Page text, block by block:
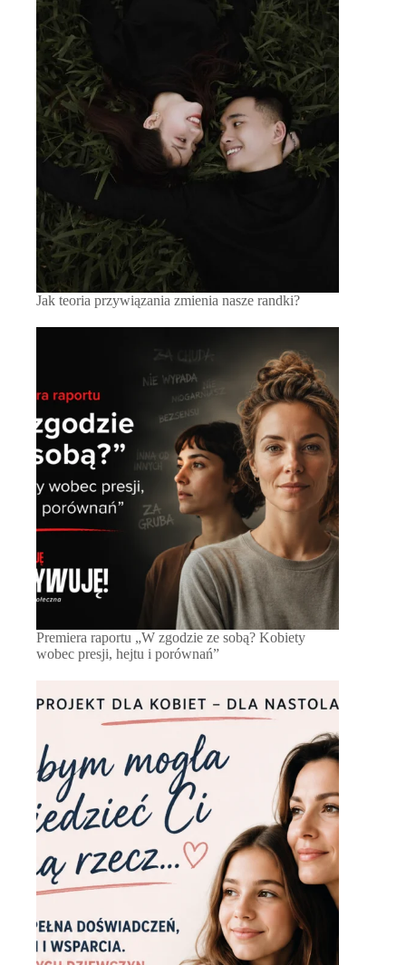
Jak teoria przywiązania zmienia nasze randki?
Premiera raportu „W zgodzie ze sobą? Kobiety
wobec presji, hejtu i porównań”